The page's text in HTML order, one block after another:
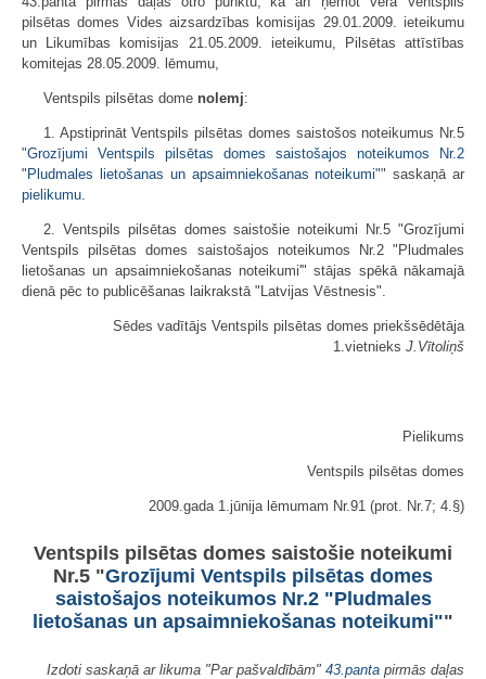
pilsētas domes Vides aizsardzības komisijas 29.01.2009. ieteikumu
un Likumības komisijas 21.05.2009. ieteikumu, Pilsētas attīstības
komitejas 28.05.2009. lēmumu,
Ventspils pilsētas dome nolemj:
1. Apstiprināt Ventspils pilsētas domes saistošos noteikumus Nr.5
"Grozījumi Ventspils pilsētas domes saistošajos noteikumos Nr.2
"Pludmales lietošanas un apsaimniekošanas noteikumi"" saskaņā ar
pielikumu.
2. Ventspils pilsētas domes saistošie noteikumi Nr.5 "Grozījumi
Ventspils pilsētas domes saistošajos noteikumos Nr.2 "Pludmales
lietošanas un apsaimniekošanas noteikumi'" stājas spēkā nākamajā
dienā pēc to publicēšanas laikrakstā "Latvijas Vēstnesis".
Sēdes vadītājs Ventspils pilsētas domes priekšsēdētāja
1.vietnieks J.Vītoliņš
Pielikums
Ventspils pilsētas domes
2009.gada 1.jūnija lēmumam Nr.91 (prot. Nr.7; 4.§)
Ventspils pilsētas domes saistošie noteikumi
Nr.5 "Grozījumi Ventspils pilsētas domes
saistošajos noteikumos Nr.2 "Pludmales
lietošanas un apsaimniekošanas noteikumi""
Izdoti saskaņā ar likuma "Par pašvaldībām" 43.panta pirmās daļas